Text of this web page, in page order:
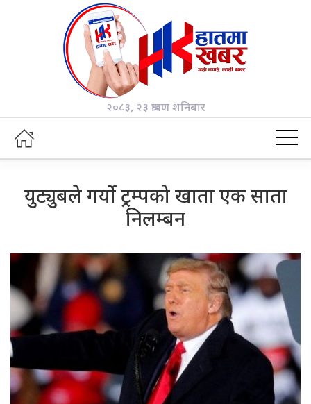
२०८३, २३ श्रावण शनिबार
युट्युबले गर्यो ट्रम्पको खाता एक साता
निलम्बन